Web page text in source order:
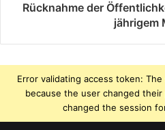
Rücknahme der
jährigem
Error validating access token:
because the user changed
changed the session